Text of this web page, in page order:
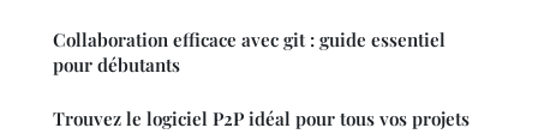
Collaboration efficace avec git : guide essentiel
pour débutants
Trouvez le logiciel P2P idéal pour tous vos projets